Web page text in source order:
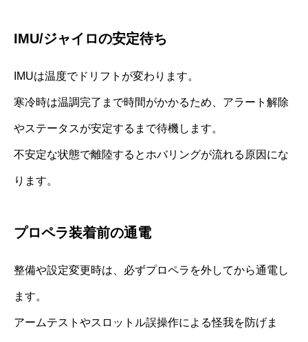
IMU/ジャイロの安定待ち
IMUは温度でドリフトが変わります。
寒冷時は温調完了まで時間がかかるため、アラート解除
やステータスが安定するまで待機します。
不安定な状態で離陸するとホバリングが流れる原因にな
ります。
プロペラ装着前の通電
整備や設定変更時は、必ずプロペラを外してから通電し
ます。
アームテストやスロットル誤操作による怪我を防げま